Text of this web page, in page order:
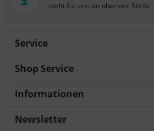
steht für uns an oberster Stelle
Service
Shop Service
Informationen
Newsletter